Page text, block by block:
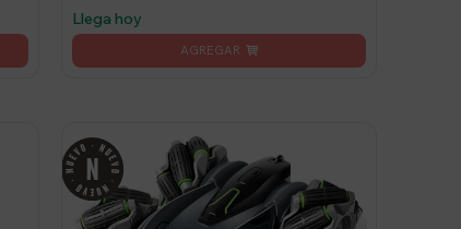
Llega hoy